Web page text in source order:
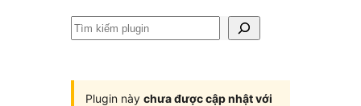
Tìm
Plugin này chưa được cập nhật với